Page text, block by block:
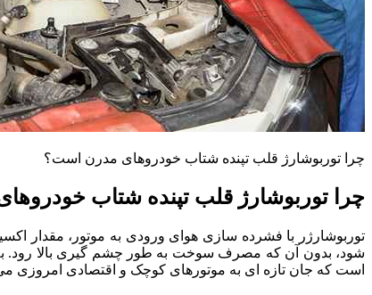
چرا توربوشارژ قلب تپنده شتاب خودروهای مدرن است؟
چرا توربوشارژ قلب تپنده شتاب
توربوشارژر با فشرده سازی هوای ورودی به موتور، مقدار
شود، بدون آن که مصرف سوخت به طور چشم گیری بالا رود. به
است که جان تازه ای به موتورهای کوچک و اقتصادی امروزی